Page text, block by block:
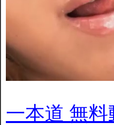
一本道 無料